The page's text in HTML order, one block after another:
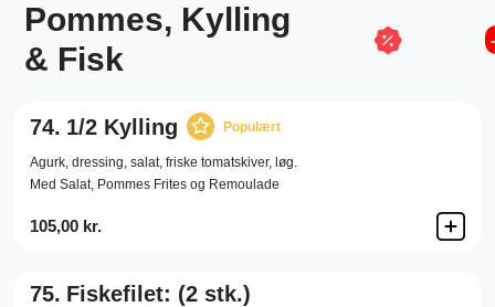
Pommes, Kylling
& Fisk
74. 1/2 Kylling Populært
Agurk, dressing, salat, friske tomatskiver, løg.
Med Salat, Pommes Frites og Remoulade
105,00 kr.
75. Fiskefilet: (2 stk.)